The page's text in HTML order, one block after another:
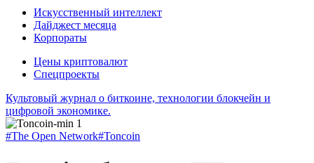
Искусственный интеллект
Дайджест месяца
Корпораты
Цены криптовалют
Спецпроекты
Культовый журнал о биткоине, технологии блокчейн и
цифровой экономике.
#The Open Network#Toncoin